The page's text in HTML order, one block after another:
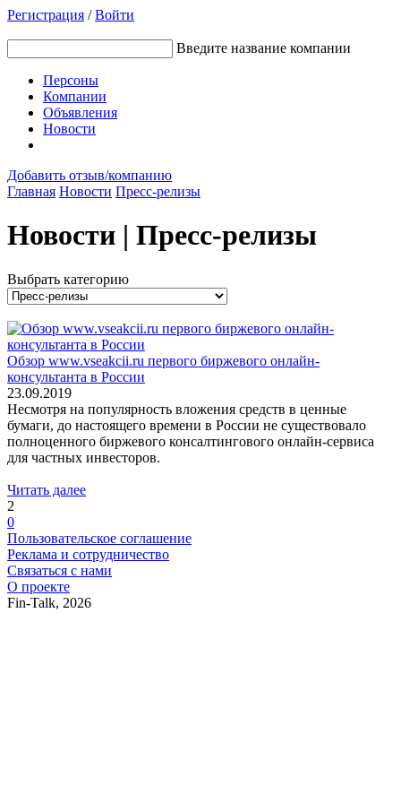
Регистрация /Войти
Введите название компании
Персоны
Компании
Объявления
Новости
Добавить отзыв/компанию
Главная Новости Пресс-релизы
Новости | Пресс-релизы
Выбрать категорию
Обзор www.vseakcii.ru первого биржевого онлайн-
консультанта в России
23.09.2019
Несмотря на популярность вложения средств в ценные
бумаги, до настоящего времени в России не существовало
полноценного биржевого консалтингового онлайн-сервиса
для частных инвесторов.
Читать далее
2
0
Пользовательское соглашение
Реклама и сотрудничество
Связаться с нами
О проекте
Fin-Talk, 2026